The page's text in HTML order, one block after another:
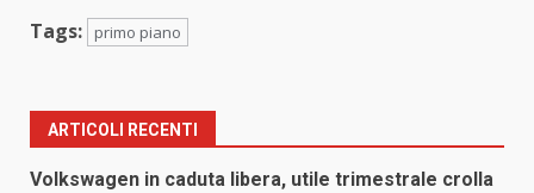
Tags: primo piano
ARTICOLI RECENTI
Volkswagen in caduta libera, utile trimestrale crolla